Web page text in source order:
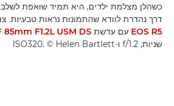
כשהלן מצלמת ילדים, היא תמיד שואפת לשלב
דרך נהדרת לוודא שהתמונות נראות טבעיות.
EOS R5 עם עדשת 85mm F1.2L USM DS
שניות, f/1.2 ו-ISO320. ‎© Helen Bartlett